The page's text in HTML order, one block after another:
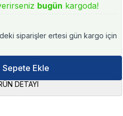
bugün kargoda!
siparişler ertesi gün kargo için
Sepete Ekle
DETAYI